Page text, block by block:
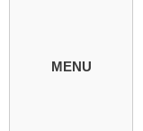
MENU